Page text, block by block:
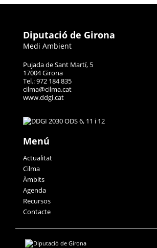
Diputació de Girona
Medi Ambient
Pujada de Sant Martí, 5
17004 Girona
Tel.: 972 184 835
cilma@cilma.cat
www.ddgi.cat
Menú
Actualitat
Cilma
Àmbits
Agenda
Recursos
Contacte